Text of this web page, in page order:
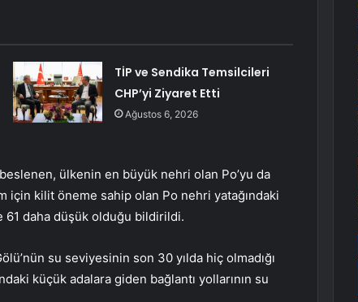
TİP ve Sendika Temsilcileri
CHP’yi Ziyaret Etti
Ağustos 6, 2026
ülkenin en büyük nehri olan Po’yu da
kilit öneme sahip olan Po nehri yatağındaki
61 daha düşük olduğu bildirildi.
su seviyesinin son 30 yılda hiç olmadığı
küçük adalara giden bağlantı yollarının su